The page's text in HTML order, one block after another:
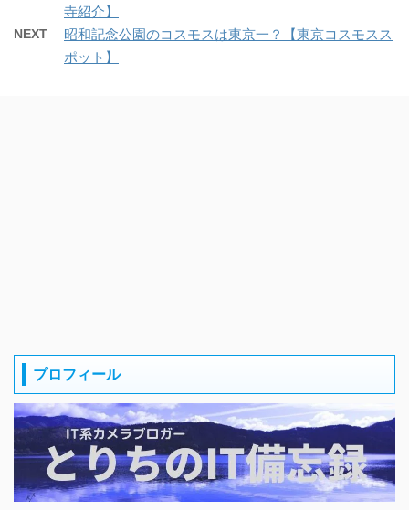
寺紹介】
NEXT
昭和記念公園のコスモスは東京一？【東京コスモスス
ポット】
プロフィール